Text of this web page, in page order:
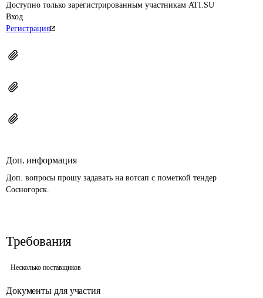
Доступно только зарегистрированным участникам ATI.SU
Вход
Регистрация
Доп. информация
Доп. вопросы прошу задавать на вотсап с пометкой тендер
Сосногорск.
Требования
Несколько поставщиков
Документы для участия